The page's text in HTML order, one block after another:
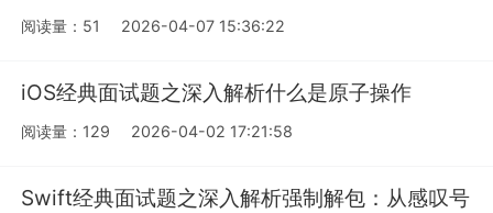
阅读量：51 2026-04-07 15:36:22
iOS经典面试题之深入解析什么是原子操作
阅读量：129 2026-04-02 17:21:58
Swift经典面试题之深入解析强制解包：从感叹号